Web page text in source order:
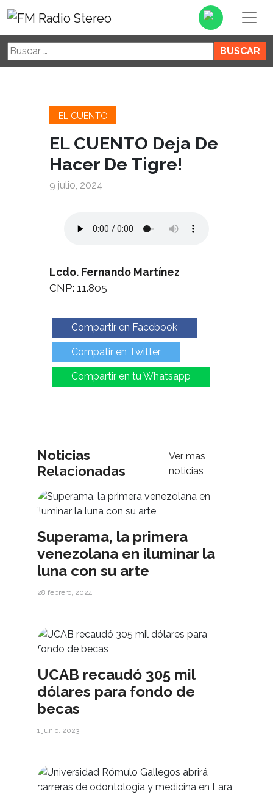
Buscar:
EL CUENTO
EL CUENTO Deja De
Hacer De Tigre!
9 julio, 2024
Lcdo. Fernando Martínez
CNP: 11.805
Compartir en Facebook
Compatir en Twitter
Compartir en tu Whatsapp
Noticias
Relacionadas
Ver mas
noticias
Superama, la primera
venezolana en iluminar la
luna con su arte
28 febrero, 2024
UCAB recaudó 305 mil
dólares para fondo de
becas
1 junio, 2023